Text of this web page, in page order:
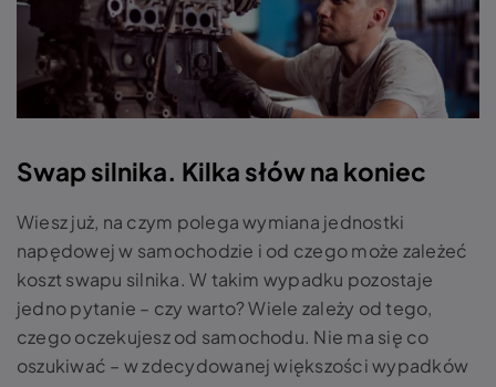
Swap silnika. Kilka słów na koniec
Wiesz już, na czym polega wymiana jednostki
napędowej w samochodzie i od czego może zależeć
koszt swapu silnika. W takim wypadku pozostaje
jedno pytanie – czy warto? Wiele zależy od tego,
czego oczekujesz od samochodu. Nie ma się co
oszukiwać – w zdecydowanej większości wypadków